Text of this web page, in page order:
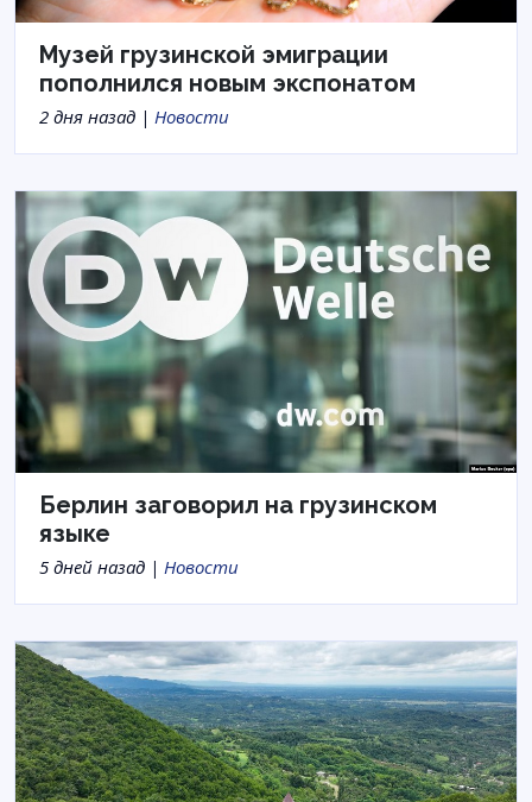
Музей грузинской эмиграции
пополнился новым экспонатом
2 дня назад | Новости
Берлин заговорил на грузинском
языке
5 дней назад | Новости